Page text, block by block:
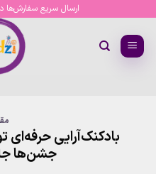
content
ارسال سریع سفارش‌ها
بادکنک‌آرایی
جشن‌ها